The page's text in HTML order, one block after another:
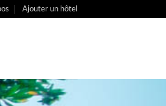
Ajouter un hôtel